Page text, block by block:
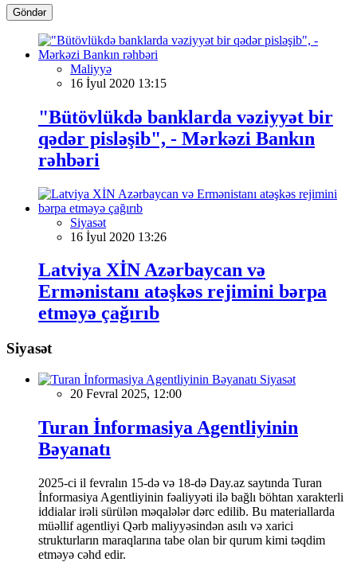
Göndər
Maliyyə
16 İyul 2020 13:15
"Bütövlükdə banklarda vəziyyət bir
qədər pisləşib", - Mərkəzi Bankın
rəhbəri
Siyasət
16 İyul 2020 13:26
Latviya XİN Azərbaycan və
Ermənistanı atəşkəs rejimini bərpa
etməyə çağırıb
Siyasət
Siyasət
20 Fevral 2025, 12:00
Turan İnformasiya Agentliyinin
Bəyanatı
2025-ci il fevralın 15-də və 18-də Day.az saytında Turan
İnformasiya Agentliyinin fəaliyyəti ilə bağlı böhtan xarakterli
iddialar irəli sürülən məqalələr dərc edilib. Bu materiallarda
müəllif agentliyi Qərb maliyyəsindən asılı və xarici
strukturların maraqlarına tabe olan bir qurum kimi təqdim
etməyə cəhd edir.